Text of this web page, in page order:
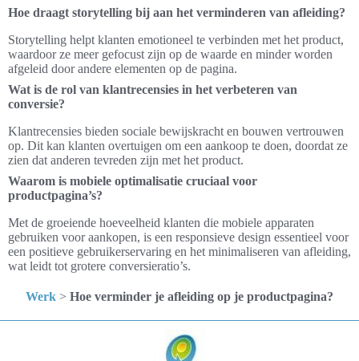
Hoe draagt storytelling bij aan het verminderen van afleiding?
Storytelling helpt klanten emotioneel te verbinden met het product,
waardoor ze meer gefocust zijn op de waarde en minder worden
afgeleid door andere elementen op de pagina.
Wat is de rol van klantrecensies in het verbeteren van
conversie?
Klantrecensies bieden sociale bewijskracht en bouwen vertrouwen
op. Dit kan klanten overtuigen om een aankoop te doen, doordat ze
zien dat anderen tevreden zijn met het product.
Waarom is mobiele optimalisatie cruciaal voor
productpagina’s?
Met de groeiende hoeveelheid klanten die mobiele apparaten
gebruiken voor aankopen, is een responsieve design essentieel voor
een positieve gebruikerservaring en het minimaliseren van afleiding,
wat leidt tot grotere conversieratio’s.
Werk > Hoe verminder je afleiding op je productpagina?